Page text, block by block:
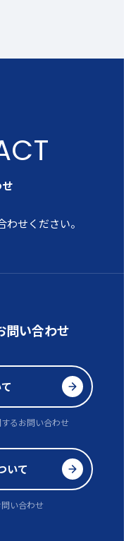
せください。
問い合わせ
るお問い合わせ
いて
い合わせ